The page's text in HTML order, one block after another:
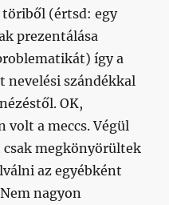
töriből (értsd: egy
prezentálása
így a
nevelési szándékkal
OK,
volt a meccs. Végül
csak megkönyörültek
az egyébként
nagyon